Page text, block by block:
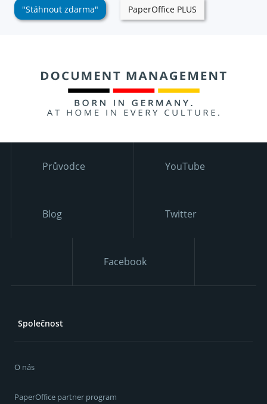
"Stáhnout zdarma" PaperOffice PLUS
Průvodce YouTube
Blog Twitter
Facebook
Společnost
O nás
PaperOffice partner program